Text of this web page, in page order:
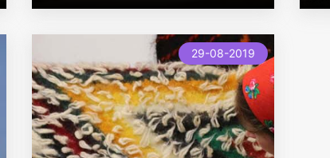
29-08-2019